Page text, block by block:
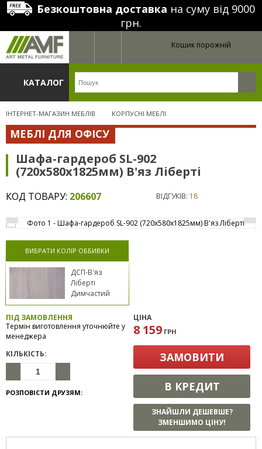
Безкоштовна доставка на суму від 9000
грн.
Кошик порожній
КАТАЛОГ
ІНТЕРНЕТ-МАГАЗИН МЕБЛІВ КОРПУСНІ МЕБЛІ
МЕБЛІ ДЛЯ ОФІСУ
Шафа-гардероб SL-902
(720х580х1825мм) В'яз Ліберті
КОД ТОВАРУ: 206607 ВІДГУКІВ: 18
ВИБРАТИ КОЛІР ОББИВКИ
ДСП-В'яз
Ліберті
Димчастий
ПІД ЗАМОВЛЕННЯ
Термін виготовлення уточнюйте у
менеджера
КІЛЬКІСТЬ:
РОЗПОВІСТИ ДРУЗЯМ:
ЦІНА
8 159 ГРН
ЗАМОВИТИ
В КРЕДИТ
ЗНАЙШЛИ ДЕШЕВШЕ?
ЗМЕНШИМО ЦІНУ!